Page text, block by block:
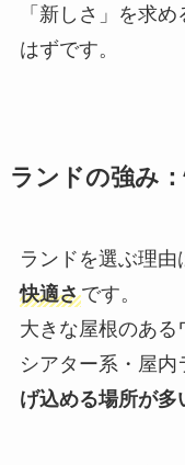
「新しさ」を求
はずです。
ランドの強み
ランドを選ぶ理由
快適さです。
大きな屋根のある
シアター系・屋内
げ込める場所が多